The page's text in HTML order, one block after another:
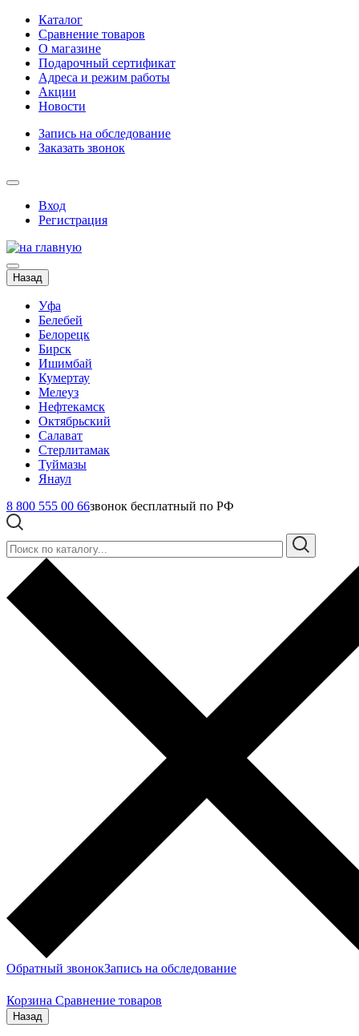
Каталог
Сравнение товаров
О магазине
Подарочный сертификат
Адреса и режим работы
Акции
Новости
Запись на обследование
Заказать звонок
Вход
Регистрация
Назад
Уфа
Белебей
Белорецк
Бирск
Ишимбай
Кумертау
Мелеуз
Нефтекамск
Октябрьский
Салават
Стерлитамак
Туймазы
Янаул
8 800 555 00 66звонок бесплатный по РФ
Обратный звонокЗапись на обследование
Корзина Сравнение товаров
Назад